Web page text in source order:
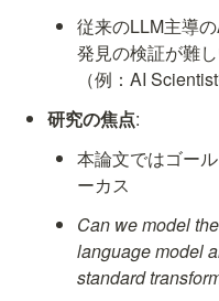
従来のLLM主導
発見の検証が難
（例：AI Scientist
研究の焦点:
本論文ではゴー
ーカス
Can we model
language model
standard